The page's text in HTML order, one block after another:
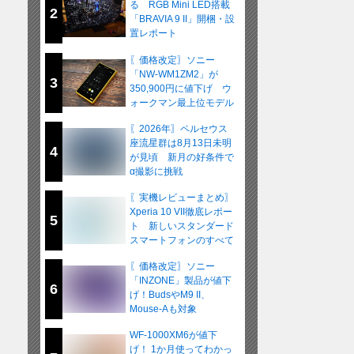
2
る RGB Mini LED搭載
「BRAVIA 9 II」開梱・設
置レポート
3
〖価格改定〗ソニー
「NW-WM1ZM2」が
350,900円に値下げ ウ
ォークマン最上位モデル
4
〖2026年〗ペルセウス
座流星群は8月13日未明
が見頃 新月の好条件で
α撮影に挑戦
5
〖実機レビューまとめ〗
Xperia 10 VII徹底レポー
ト 新しいスタンダード
スマートフォンのすべて
6
〖価格改定〗ソニー
「INZONE」製品が値下
げ！BudsやM9 II、
Mouse-Aも対象
WF-1000XM6が値下
げ！ 1か月使ってわかっ